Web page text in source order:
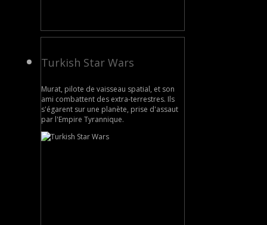
Turkish Star Wars
Murat, pilote de vaisseau spatial, et son
ami combattent des extra-terrestres. Ils
s'égarent sur une planète, prise d'assaut
par l'Empire Tyrannique.